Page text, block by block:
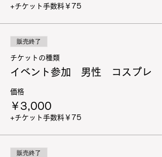
+チケット手数料￥75
販売終了
チケットの種類
イベント参加 男性 コスプレ
価格
￥3,000
+チケット手数料￥75
販売終了